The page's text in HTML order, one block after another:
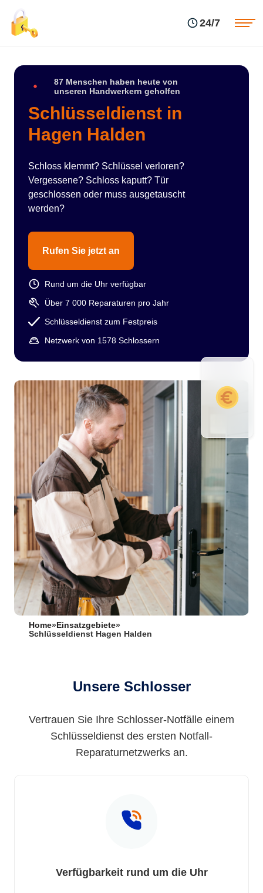
24/7
87 Menschen haben heute von
unseren Handwerkern geholfen
Schlüsseldienst in
Hagen Halden
Schloss klemmt? Schlüssel verloren?
Vergessene? Schloss kaputt? Tür
geschlossen oder muss ausgetauscht
werden?
Rufen Sie jetzt an
Rund um die Uhr verfügbar
Über 7 000 Reparaturen pro Jahr
Schlüsseldienst zum Festpreis
Netzwerk von 1578 Schlossern
Home» Einsatzgebiete»
Schlüsseldienst Hagen Halden
Unsere Schlosser
Vertrauen Sie Ihre Schlosser-Notfälle einem
Schlüsseldienst des ersten Notfall-
Reparaturnetzwerks an.
Verfügbarkeit rund um die Uhr